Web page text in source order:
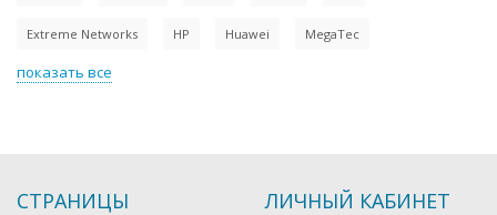
Extreme Networks HP Huawei MegaTec
показать все
СТРАНИЦЫ ЛИЧНЫЙ КАБИНЕТ